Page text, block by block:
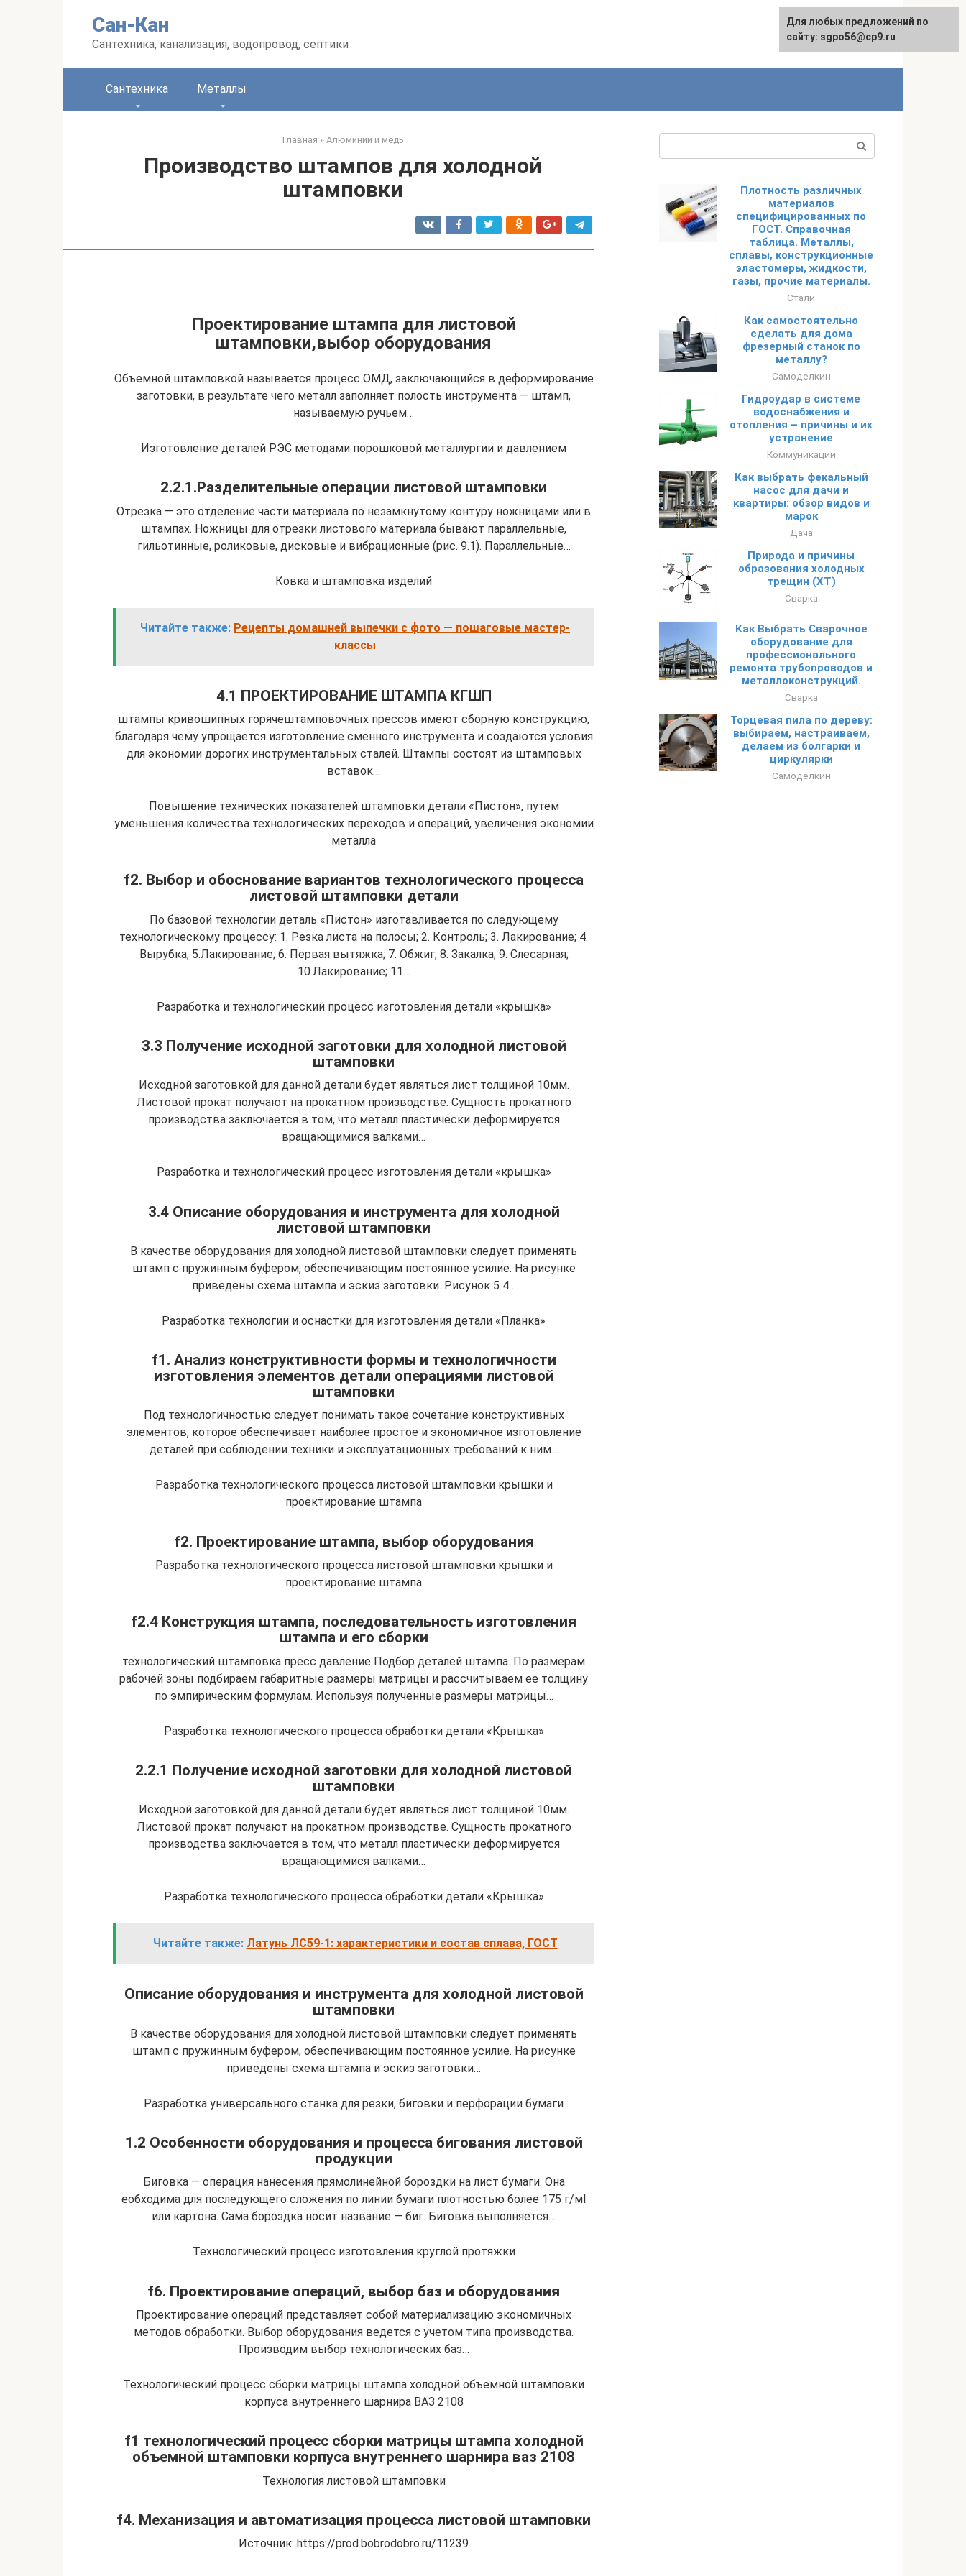
Сан-Кан
Сантехника, канализация, водопровод, септики
English
Сантехника Металлы
Главная » Алюминий и медь
Производство штампов для холодной
штамповки
Проектирование штампа для листовой
штамповки,выбор оборудования
Объемной штамповкой называется процесс ОМД, заключающийся в деформирование
заготовки, в результате чего металл заполняет полость инструмента — штамп,
называемую ручьем…
Изготовление деталей РЭС методами порошковой металлургии и давлением
2.2.1.Разделительные операции листовой штамповки
Отрезка — это отделение части материала по незамкнутому контуру ножницами или в
штампах. Ножницы для отрезки листового материала бывают параллельные,
гильотинные, роликовые, дисковые и вибрационные (рис. 9.1). Параллельные…
Ковка и штамповка изделий
Читайте также: Рецепты домашней выпечки с фото — пошаговые мастер-
классы
4.1 ПРОЕКТИРОВАНИЕ ШТАМПА КГШП
штампы кривошипных горячештамповочных прессов имеют сборную конструкцию,
благодаря чему упрощается изготовление сменного инструмента и создаются условия
для экономии дорогих инструментальных сталей. Штампы состоят из штамповых
вставок…
Повышение технических показателей штамповки детали «Пистон», путем
уменьшения количества технологических переходов и операций, увеличения экономии
металла
f2. Выбор и обоснование вариантов технологического процесса
листовой штамповки детали
По базовой технологии деталь «Пистон» изготавливается по следующему
технологическому процессу: 1. Резка листа на полосы; 2. Контроль; 3. Лакирование; 4.
Вырубка; 5.Лакирование; 6. Первая вытяжка; 7. Обжиг; 8. Закалка; 9. Слесарная;
10.Лакирование; 11…
Разработка и технологический процесс изготовления детали «крышка»
3.3 Получение исходной заготовки для холодной листовой
штамповки
Исходной заготовкой для данной детали будет являться лист толщиной 10мм.
Листовой прокат получают на прокатном производстве. Сущность прокатного
производства заключается в том, что металл пластически деформируется
вращающимися валками…
Разработка и технологический процесс изготовления детали «крышка»
3.4 Описание оборудования и инструмента для холодной
листовой штамповки
В качестве оборудования для холодной листовой штамповки следует применять
штамп с пружинным буфером, обеспечивающим постоянное усилие. На рисунке
приведены схема штампа и эскиз заготовки. Рисунок 5 4…
Разработка технологии и оснастки для изготовления детали «Планка»
f1. Анализ конструктивности формы и технологичности
изготовления элементов детали операциями листовой
штамповки
Под технологичностью следует понимать такое сочетание конструктивных
элементов, которое обеспечивает наиболее простое и экономичное изготовление
деталей при соблюдении техники и эксплуатационных требований к ним…
Разработка технологического процесса листовой штамповки крышки и
проектирование штампа
f2. Проектирование штампа, выбор оборудования
Разработка технологического процесса листовой штамповки крышки и
проектирование штампа
f2.4 Конструкция штампа, последовательность изготовления
штампа и его сборки
технологический штамповка пресс давление Подбор деталей штампа. По размерам
рабочей зоны подбираем габаритные размеры матрицы и рассчитываем ее толщину
по эмпирическим формулам. Используя полученные размеры матрицы…
Разработка технологического процесса обработки детали «Крышка»
2.2.1 Получение исходной заготовки для холодной листовой
штамповки
Исходной заготовкой для данной детали будет являться лист толщиной 10мм.
Листовой прокат получают на прокатном производстве. Сущность прокатного
производства заключается в том, что металл пластически деформируется
вращающимися валками…
Разработка технологического процесса обработки детали «Крышка»
Читайте также: Латунь ЛС59-1: характеристики и состав сплава, ГОСТ
Описание оборудования и инструмента для холодной листовой
штамповки
В качестве оборудования для холодной листовой штамповки следует применять
штамп с пружинным буфером, обеспечивающим постоянное усилие. На рисунке
приведены схема штампа и эскиз заготовки…
Разработка универсального станка для резки, биговки и перфорации бумаги
1.2 Особенности оборудования и процесса бигования листовой
продукции
Биговка — операция нанесения прямолинейной бороздки на лист бумаги. Она
еобходима для последующего сложения по линии бумаги плотностью более 175 г/мІ
или картона. Сама бороздка носит название — биг. Биговка выполняется…
Технологический процесс изготовления круглой протяжки
f6. Проектирование операций, выбор баз и оборудования
Проектирование операций представляет собой материализацию экономичных
методов обработки. Выбор оборудования ведется с учетом типа производства.
Производим выбор технологических баз…
Технологический процесс сборки матрицы штампа холодной объемной штамповки
корпуса внутреннего шарнира ВАЗ 2108
f1 технологический процесс сборки матрицы штампа холодной
объемной штамповки корпуса внутреннего шарнира ваз 2108
Технология листовой штамповки
f4. Механизация и автоматизация процесса листовой штамповки
Источник: https://prod.bobrodobro.ru/11239
Плотность различных
материалов
специфицированных по
ГОСТ. Справочная
таблица. Металлы,
сплавы, конструкционные
эластомеры, жидкости,
газы, прочие материалы.
Стали
Как самостоятельно
сделать для дома
фрезерный станок по
металлу?
Самоделкин
Гидроудар в системе
водоснабжения и
отопления – причины и их
устранение
Коммуникации
Как выбрать фекальный
насос для дачи и
квартиры: обзор видов и
марок
Дача
Природа и причины
образования холодных
трещин (XT)
Сварка
Как Выбрать Сварочное
оборудование для
профессионального
ремонта трубопроводов и
металлоконструкций.
Сварка
Торцевая пила по дереву:
выбираем, настраиваем,
делаем из болгарки и
циркулярки
Самоделкин
Для любых предложений по
сайту: sgpo56@cp9.ru